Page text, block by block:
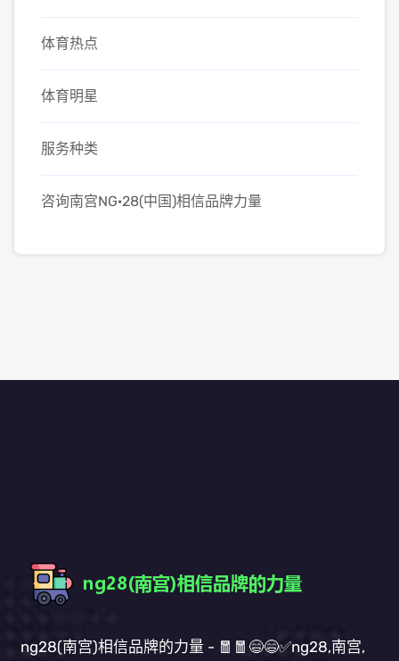
体育热点
体育明星
服务种类
咨询南宫NG·28(中国)相信品牌力量
ng28(南宫)相信品牌的力量 - 🧧🧧😄😄✅ng28,南宫,